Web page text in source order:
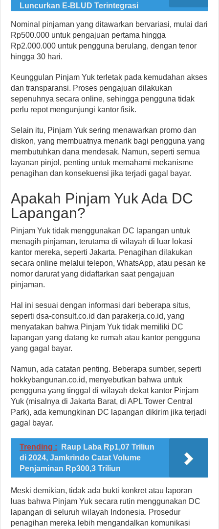
Luncurkan E-BLUD Terintegrasi
Nominal pinjaman yang ditawarkan bervariasi, mulai dari
Rp500.000 untuk pengajuan pertama hingga
Rp2.000.000 untuk pengguna berulang, dengan tenor
hingga 30 hari.
Keunggulan Pinjam Yuk terletak pada kemudahan akses
dan transparansi. Proses pengajuan dilakukan
sepenuhnya secara online, sehingga pengguna tidak
perlu repot mengunjungi kantor fisik.
Selain itu, Pinjam Yuk sering menawarkan promo dan
diskon, yang membuatnya menarik bagi pengguna yang
membutuhkan dana mendesak. Namun, seperti semua
layanan pinjol, penting untuk memahami mekanisme
penagihan dan konsekuensi jika terjadi gagal bayar.
Apakah Pinjam Yuk Ada DC
Lapangan?
Pinjam Yuk tidak menggunakan DC lapangan untuk
menagih pinjaman, terutama di wilayah di luar lokasi
kantor mereka, seperti Jakarta. Penagihan dilakukan
secara online melalui telepon, WhatsApp, atau pesan ke
nomor darurat yang didaftarkan saat pengajuan
pinjaman.
Hal ini sesuai dengan informasi dari beberapa situs,
seperti dsa-consult.co.id dan parakerja.co.id, yang
menyatakan bahwa Pinjam Yuk tidak memiliki DC
lapangan yang datang ke rumah atau kantor pengguna
yang gagal bayar.
Namun, ada catatan penting. Beberapa sumber, seperti
hokkybangunan.co.id, menyebutkan bahwa untuk
pengguna yang tinggal di wilayah dekat kantor Pinjam
Yuk (misalnya di Jakarta Barat, di APL Tower Central
Park), ada kemungkinan DC lapangan dikirim jika terjadi
gagal bayar.
Trending :
Raup Laba Rp1,07 Triliun
di 2024, Jamkrindo Catat Volume
Penjaminan Rp300,3 Triliun
Meski demikian, tidak ada bukti konkret atau laporan
luas bahwa Pinjam Yuk secara rutin menggunakan DC
lapangan di seluruh wilayah Indonesia. Prosedur
penagihan mereka lebih mengandalkan komunikasi